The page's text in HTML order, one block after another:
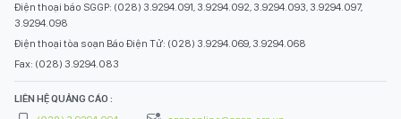
Điện thoại báo SGGP: (028) 3.9294.091, 3.9294.092, 3.9294.093, 3.9294.097,
3.9294.098
Điện thoại tòa soạn Báo Điện Tử: (028) 3.9294.069, 3.9294.068
Fax: (028) 3.9294.083
LIÊN HỆ QUẢNG CÁO :